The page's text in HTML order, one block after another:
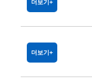
더보기
더보기